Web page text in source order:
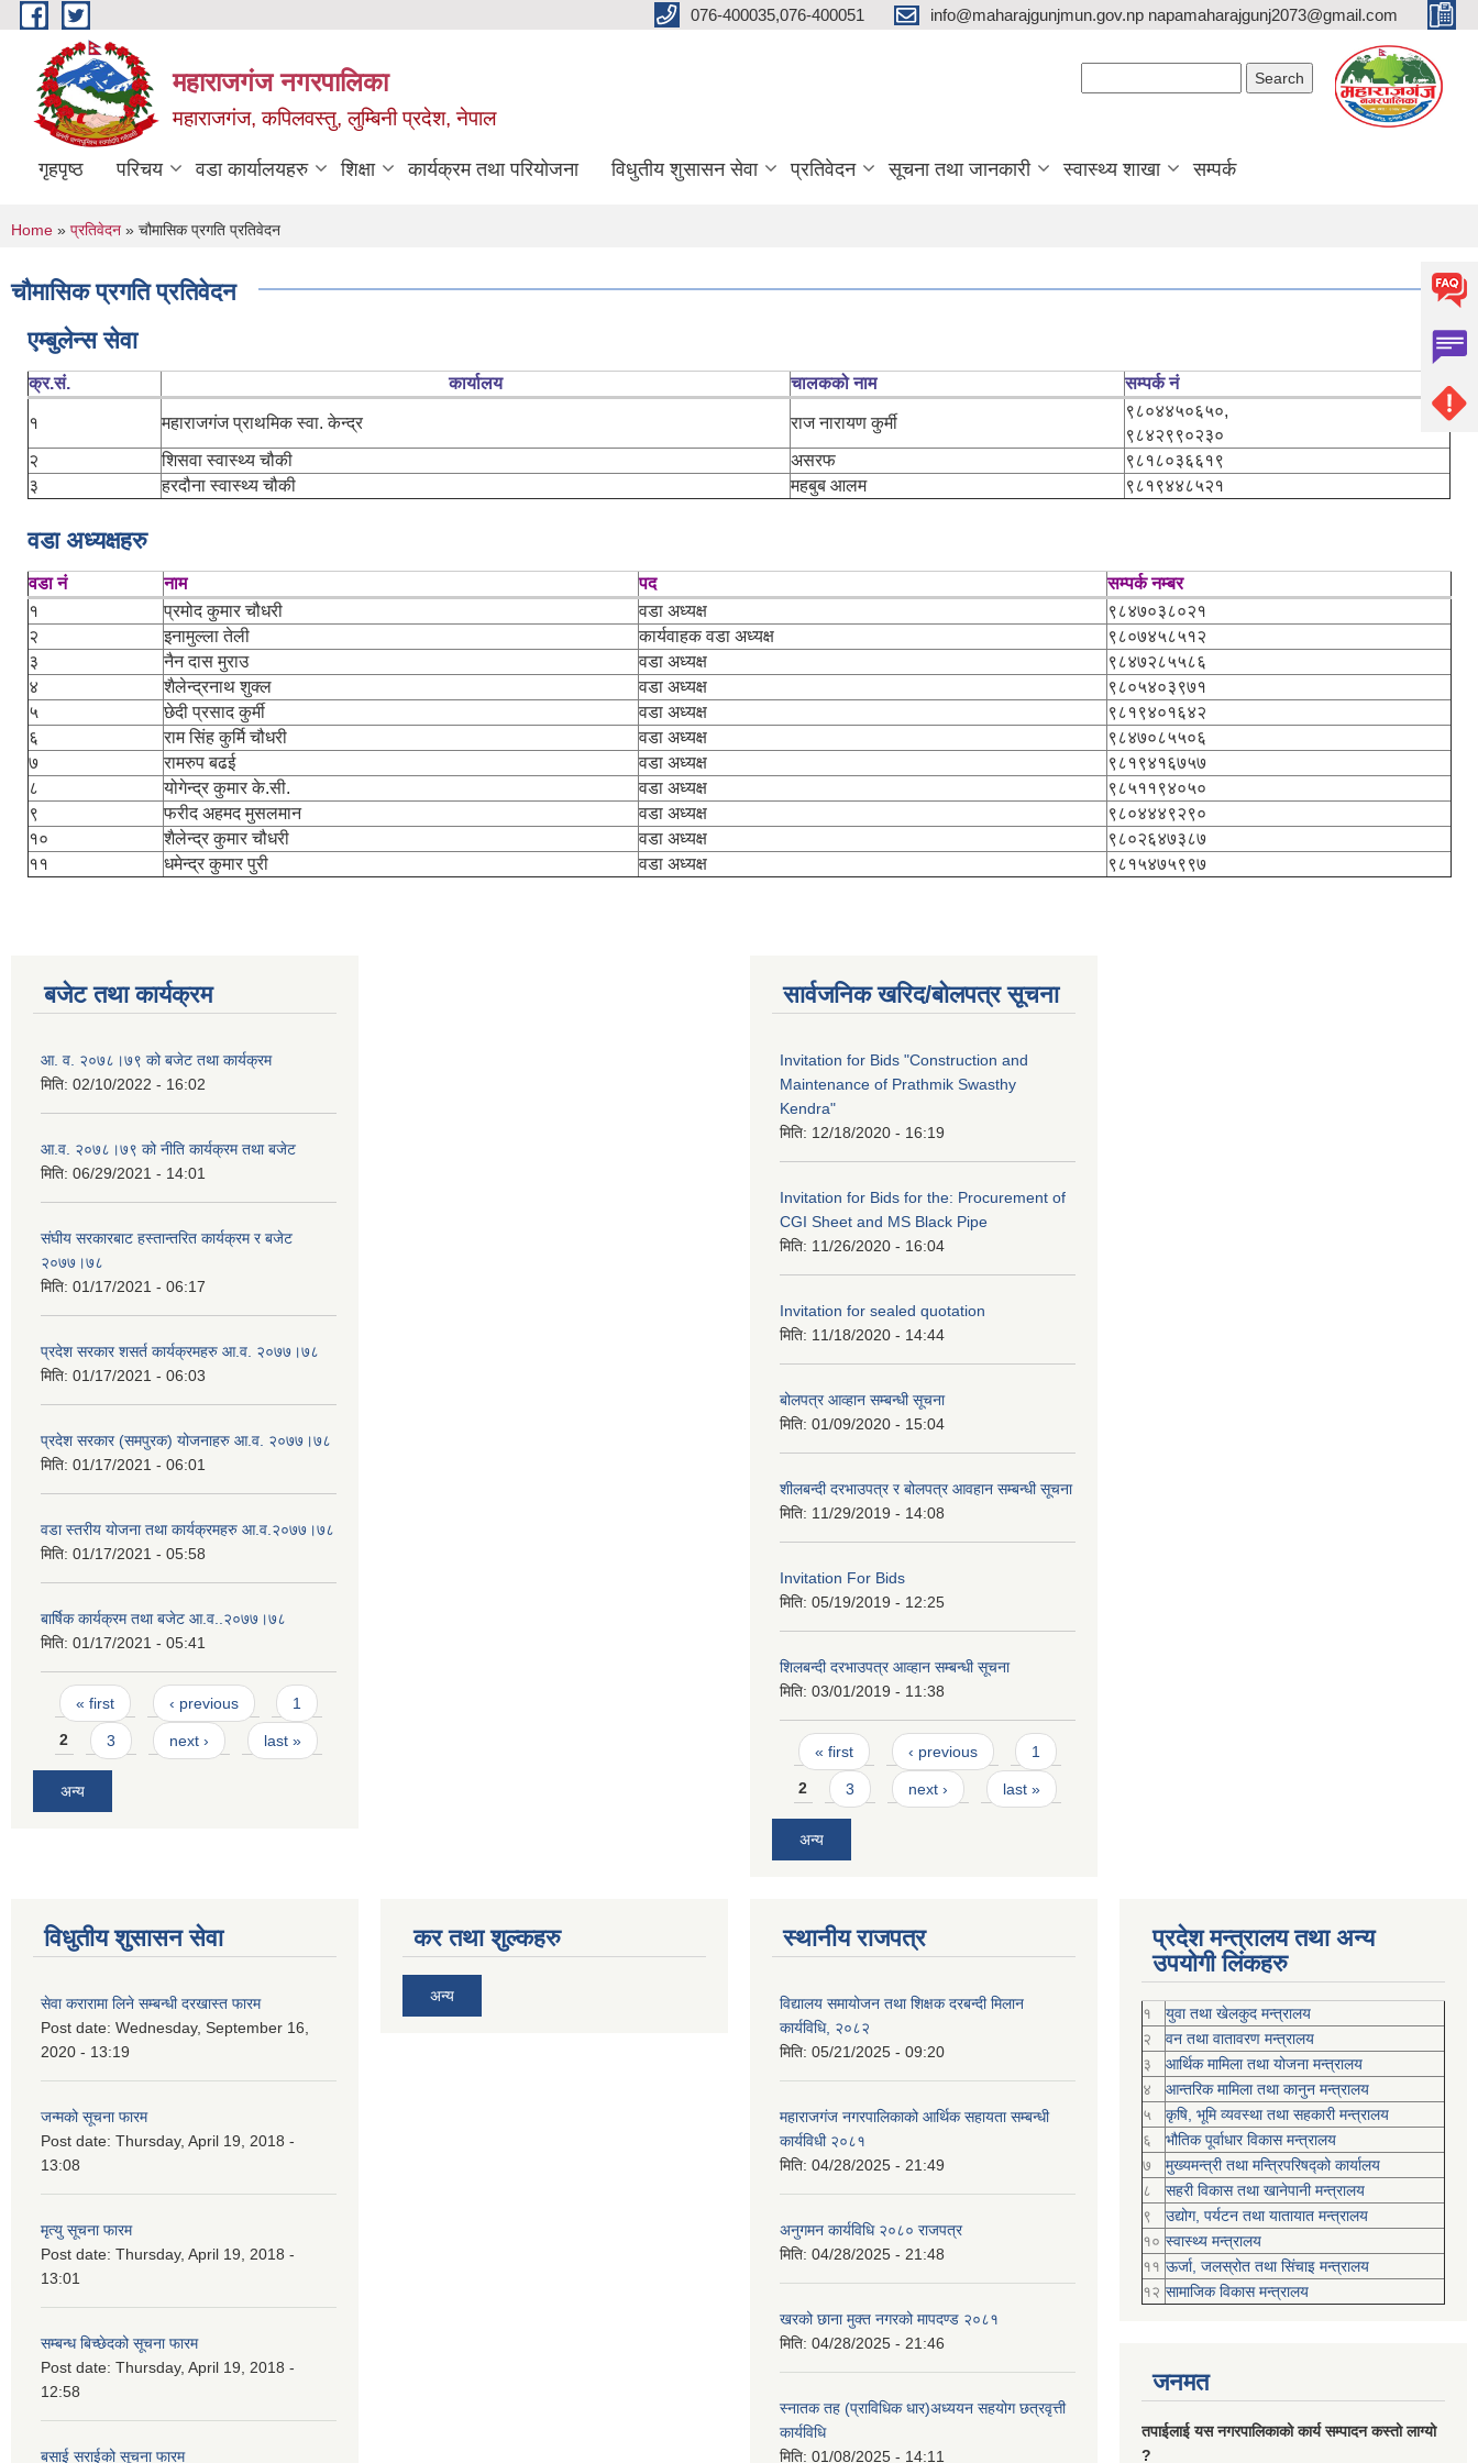
Skip to main content 076-400035,076-400051 info@maharajgunjmun.gov.np napamaharajgunj2073@gmail.com
महाराजगंज नगरपालिका
महाराजगंज, कपिलवस्तु, लुम्बिनी प्रदेश, नेपाल
गृहपृष्ठ परिचय वडा कार्यालयहरु शिक्षा कार्यक्रम तथा परियोजना विधुतीय शुसासन सेवा प्रतिवेदन सूचना तथा जानकारी स्वास्थ्य शाखा सम्पर्क
You are here
Home » प्रतिवेदन » चौमासिक प्रगति प्रतिवेदन
चौमासिक प्रगति प्रतिवेदन
एम्बुलेन्स सेवा
क्र.सं. कार्यालय चालकको नाम सम्पर्क नं
१ महाराजगंज प्राथमिक स्वा. केन्द्र राज नारायण कुर्मी
९८०४४५०६५०,
९८४२९९०२३०
२
शिसवा स्वास्थ्य चौकी असरफ
९८१८०३६६१९
३
हरदौना स्वास्थ्य चौकी महबुब आलम ९८१९४४८५२१
वडा अध्यक्षहरु
वडा नं नाम पद
सम्पर्क नम्बर
१
प्रमोद कुमार चौधरी वडा अध्यक्ष
९८४७०३८०२१
२
इनामुल्ला तेली कार्यवाहक वडा अध्यक्ष
९८०७४५८५१२
३
नैन दास मुराउ वडा अध्यक्ष
९८४७२८५५८६
४
शैलेन्द्रनाथ शुक्ल वडा अध्यक्ष
९८०५४०३९७१
५
छेदी प्रसाद कुर्मी वडा अध्यक्ष
९८१९४०१६४२
६
राम सिंह कुर्मि चौधरी वडा अध्यक्ष
९८४७०८५५०६
७
रामरुप बढई वडा अध्यक्ष
९८१९४१६७५७
८
योगेन्द्र कुमार के.सी. वडा अध्यक्ष
९८५११९४०५०
९
फरीद अहमद मुसलमान वडा अध्यक्ष
९८०४४४९२९०
१०
शैलेन्द्र कुमार चौधरी वडा अध्यक्ष
९८०२६४७३८७
११
धमेन्द्र कुमार पुरी वडा अध्यक्ष ९८१५४७५९९७
बजेट तथा कार्यक्रम
आ. व. २०७८।७९ को बजेट तथा कार्यक्रम
मिति: 02/10/2022 - 16:02
आ.व. २०७८।७९ को नीति कार्यक्रम तथा बजेट
मिति: 06/29/2021 - 14:01
संघीय सरकारबाट हस्तान्तरित कार्यक्रम र बजेट
२०७७।७८
मिति: 01/17/2021 - 06:17
प्रदेश सरकार शसर्त कार्यक्रमहरु आ.व. २०७७।७८
मिति: 01/17/2021 - 06:03
प्रदेश सरकार (समपुरक) योजनाहरु आ.व. २०७७।७८
मिति: 01/17/2021 - 06:01
वडा स्तरीय योजना तथा कार्यक्रमहरु आ.व.२०७७।७८
मिति: 01/17/2021 - 05:58
बार्षिक कार्यक्रम तथा बजेट आ.व..२०७७।७८
मिति: 01/17/2021 - 05:41
Pages
« first ‹ previous 1
2 3 next › last »
अन्य
सार्वजनिक खरिद/बोलपत्र सूचना
Invitation for Bids "Construction and
Maintenance of Prathmik Swasthy
Kendra"
मिति: 12/18/2020 - 16:19
Invitation for Bids for the: Procurement of
CGI Sheet and MS Black Pipe
मिति: 11/26/2020 - 16:04
Invitation for sealed quotation
मिति: 11/18/2020 - 14:44
बोलपत्र आव्हान सम्बन्धी सूचना
मिति: 01/09/2020 - 15:04
शीलबन्दी दरभाउपत्र र बोलपत्र आवहान सम्बन्धी सूचना
मिति: 11/29/2019 - 14:08
Invitation For Bids
मिति: 05/19/2019 - 12:25
शिलबन्दी दरभाउपत्र आव्हान सम्बन्धी सूचना
मिति: 03/01/2019 - 11:38
Pages
« first ‹ previous 1
2 3 next › last »
अन्य
विधुतीय शुसासन सेवा
सेवा करारामा लिने सम्बन्धी दरखास्त फारम
Post date: Wednesday, September 16,
2020 - 13:19
जन्मको सूचना फारम
Post date: Thursday, April 19, 2018 -
13:08
मृत्यु सूचना फारम
Post date: Thursday, April 19, 2018 -
13:01
सम्बन्ध बिच्छेदको सूचना फारम
Post date: Thursday, April 19, 2018 -
12:58
बसाई सराईको सूचना फारम
कर तथा शुल्कहरु
अन्य
स्थानीय राजपत्र
विद्यालय समायोजन तथा शिक्षक दरबन्दी मिलान
कार्यविधि, २०८२
मिति: 05/21/2025 - 09:20
महाराजगंज नगरपालिकाको आर्थिक सहायता सम्बन्धी
कार्यविधी २०८१
मिति: 04/28/2025 - 21:49
अनुगमन कार्यविधि २०८० राजपत्र
मिति: 04/28/2025 - 21:48
खरको छाना मुक्त नगरको मापदण्ड २०८१
मिति: 04/28/2025 - 21:46
स्नातक तह (प्राविधिक धार)अध्ययन सहयोग छत्रवृत्ती
कार्यविधि
मिति: 01/08/2025 - 14:11
प्रदेश मन्त्रालय तथा अन्य
उपयोगी लिंकहरु
१
युवा तथा खेलकुद मन्त्रालय
२
वन तथा वातावरण मन्त्रालय
३
आर्थिक मामिला तथा योजना मन्त्रालय
४
आन्तरिक मामिला तथा कानुन मन्त्रालय
५
कृषि, भूमि व्यवस्था तथा सहकारी मन्त्रालय
६
भौतिक पूर्वाधार विकास मन्त्रालय
७
मुख्यमन्त्री तथा मन्त्रिपरिषद्को कार्यालय
८
सहरी विकास तथा खानेपानी मन्त्रालय
९
उद्योग, पर्यटन तथा यातायात मन्त्रालय
१० स्वास्थ्य मन्त्रालय
११ ऊर्जा, जलस्रोत तथा सिंचाइ मन्त्रालय
१२ सामाजिक विकास मन्‍‍त्रालय
जनमत
तपाईलाई यस नगरपालिकाको कार्य सम्पादन कस्तो लाग्यो
?